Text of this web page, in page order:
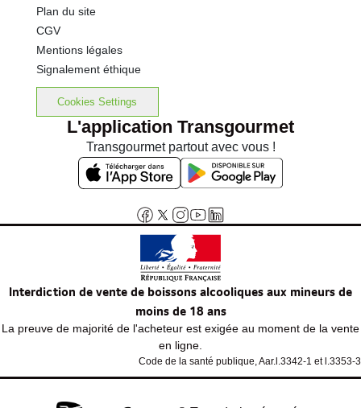
Plan du site
CGV
Mentions légales
Signalement éthique
Cookies Settings
L'application Transgourmet
Transgourmet partout avec vous !
Interdiction de vente de boissons alcooliques aux mineurs de
moins de 18 ans
La preuve de majorité de l'acheteur est exigée au moment de la vente
en ligne.
Code de la santé publique, Aar.l.3342-1 et l.3353-3